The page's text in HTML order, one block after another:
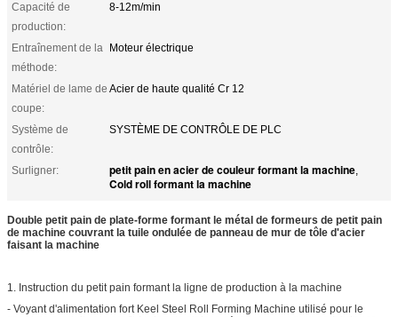
Capacité de
production:
8-12m/min
Entraînement de la
méthode:
Moteur électrique
Matériel de lame de
coupe:
Acier de haute qualité Cr 12
Système de
contrôle:
SYSTÈME DE CONTRÔLE DE PLC
Surligner: petit pain en acier de couleur formant la machine,
Cold roll formant la machine
Double petit pain de plate-forme formant le métal de formeurs de petit pain
de machine couvrant la tuile ondulée de panneau de mur de tôle d'acier
faisant la machine
1. Instruction du petit pain formant la ligne de production à la machine
- Voyant d'alimentation fort Keel Steel Roll Forming Machine utilisé pour le